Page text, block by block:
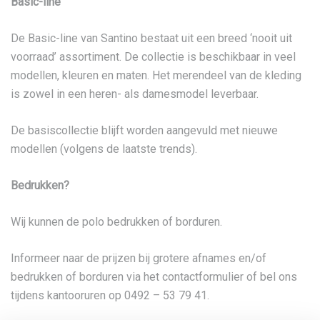
De Basic-line van Santino bestaat uit een breed ‘nooit uit
voorraad’ assortiment. De collectie is beschikbaar in veel
modellen, kleuren en maten. Het merendeel van de kleding
is zowel in een heren- als damesmodel leverbaar.
De basiscollectie blijft worden aangevuld met nieuwe
modellen (volgens de laatste trends).
Bedrukken?
Wij kunnen de polo bedrukken of borduren.
Informeer naar de prijzen bij grotere afnames en/of
bedrukken of borduren via het contactformulier of bel ons
tijdens kantooruren op 0492 – 53 79 41.